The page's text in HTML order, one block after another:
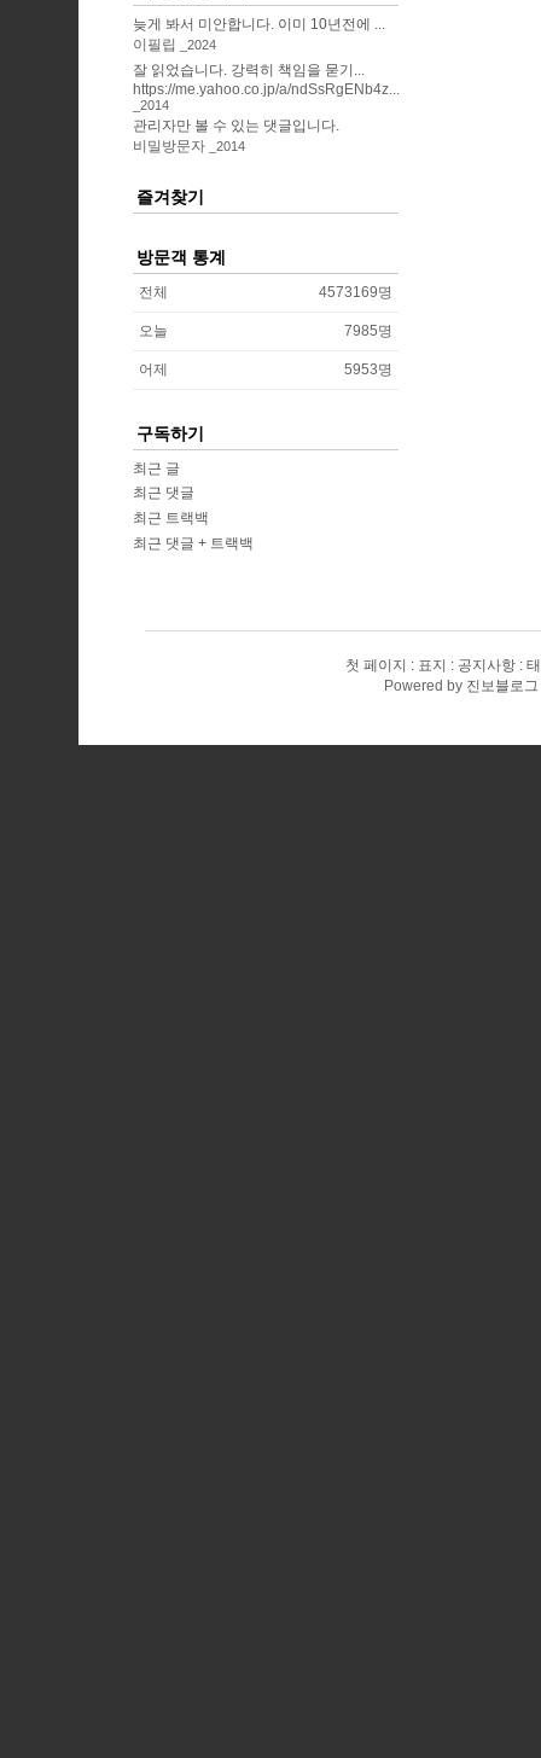
늦게 봐서 미안합니다. 이미 10년전에 ...
이필립
2024
잘 읽었습니다. 강력히 책임을 묻기...
https://me.yahoo.co.jp/a/ndSsRgENb4z...
2014
관리자만 볼 수 있는 댓글입니다.
비밀방문자
2014
즐겨찾기
방문객 통계
전체 4573169명
오늘 7985명
어제 5953명
구독하기
최근 글
최근 댓글
최근 트랙백
최근 댓글 + 트랙백
첫 페이지 표지 공지사항
Powered by 진보블로그